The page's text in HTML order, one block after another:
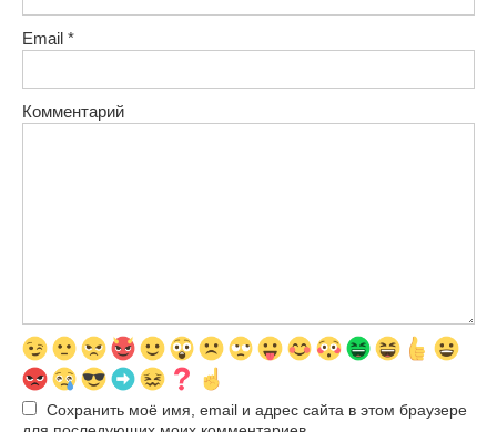
Email *
Комментарий
Сохранить моё имя, email и адрес сайта в этом браузере